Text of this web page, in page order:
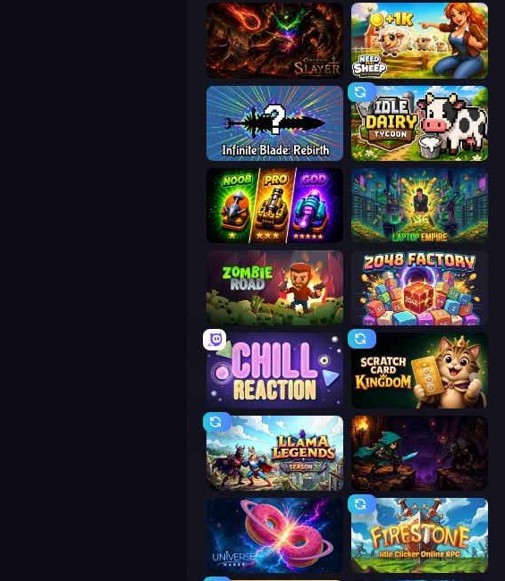
Chronicles of Slayer Need for Sheep: Idle Clicker
Infinite Blade: Rebirth Idle Dairy Tycoon
Merge Survival Laptop Empire
Zombie Road 2048 Factory
Chill Reaction Scratch Card Kingdom
Llama Legends Dungeon Descent
Universe Maker Firestone – Idle Clicker Online RPG